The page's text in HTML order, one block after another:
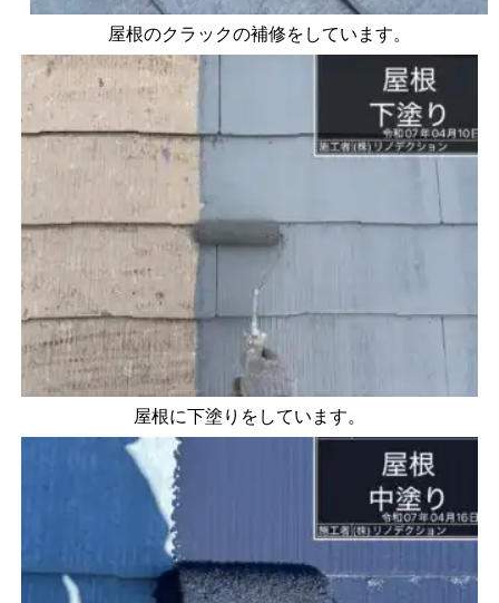
屋根のクラックの補修をしています。
屋根に下塗りをしています。